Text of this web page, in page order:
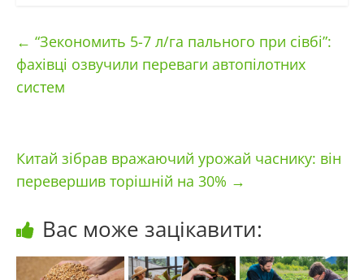
← “Зекономить 5-7 л/га пального при сівбі”:
фахівці озвучили переваги автопілотних
систем
Китай зібрав вражаючий урожай часнику: він
перевершив торішній на 30% →
Вас може зацікавити: